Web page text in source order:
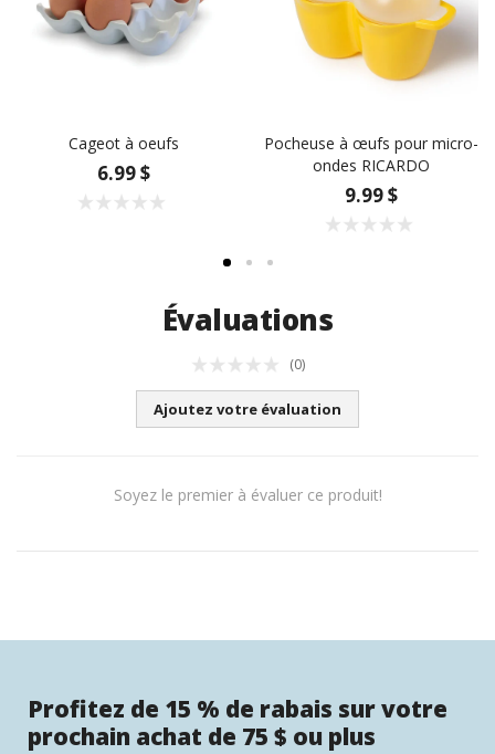
Cageot à oeufs
6.99 $
Pocheuse à œufs pour micro-
ondes RICARDO
9.99 $
Évaluations
(0)
Ajoutez votre évaluation
Soyez le premier à évaluer ce produit!
Profitez de 15 % de rabais sur votre
prochain achat de 75 $ ou plus